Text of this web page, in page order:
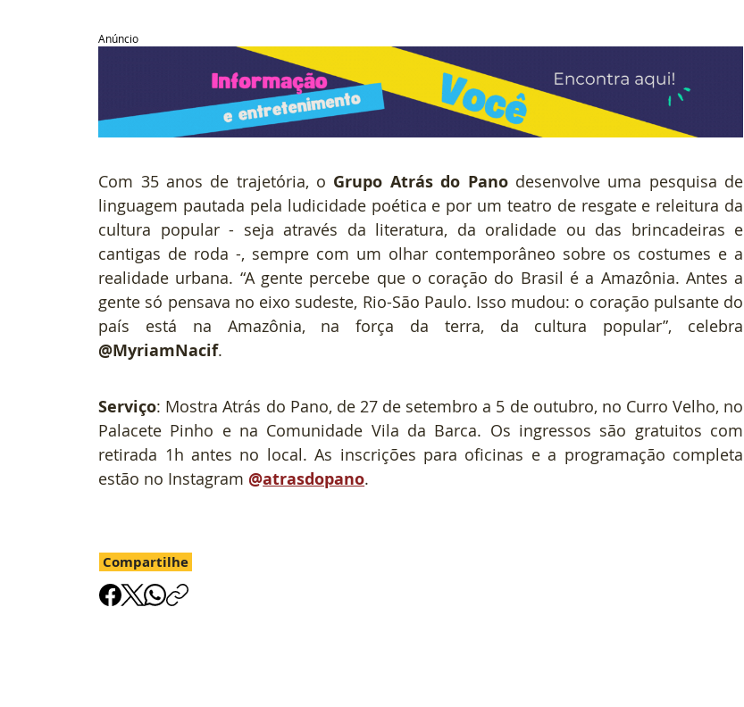
Anúncio
Com 35 anos de trajetória, o Grupo Atrás do Pano desenvolve uma pesquisa de
linguagem pautada pela ludicidade poética e por um teatro de resgate e releitura da
cultura popular - seja através da literatura, da oralidade ou das brincadeiras e
cantigas de roda -, sempre com um olhar contemporâneo sobre os costumes e a
realidade urbana. “A gente percebe que o coração do Brasil é a Amazônia. Antes a
gente só pensava no eixo sudeste, Rio-São Paulo. Isso mudou: o coração pulsante do
@MyriamNacif.
Serviço: Mostra Atrás do Pano, de 27 de setembro a 5 de outubro, no Curro Velho, no
Palacete Pinho e na Comunidade Vila da Barca. Os ingressos são gratuitos com
retirada 1h antes no local. As inscrições para oficinas e a programação completa
estão no Instagram @atrasdopano.
Compartilhe